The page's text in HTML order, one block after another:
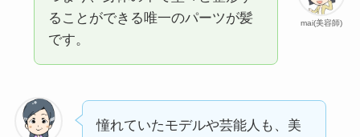
mai(美容師)
ることができる唯一のパーツが髪
です。
憧れていたモデルや芸能人も、美